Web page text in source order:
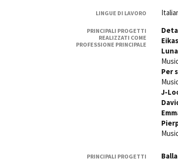
Amministrazione
LINGUE DI LAVORO
PRINCIPALI PROGETTI
REALIZZATI COME
PROFESSIONE PRINCIPALE
Per
J-
PRINCIPALI PROGETTI